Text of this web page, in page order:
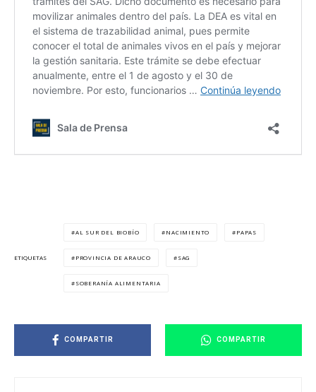
ETIQUETAS
AL SUR DEL BIOBÍO NACIMIENTO PAPAS
PROVINCIA DE ARAUCO SAG
SOBERANÍA ALIMENTARIA
COMPARTIR COMPARTIR